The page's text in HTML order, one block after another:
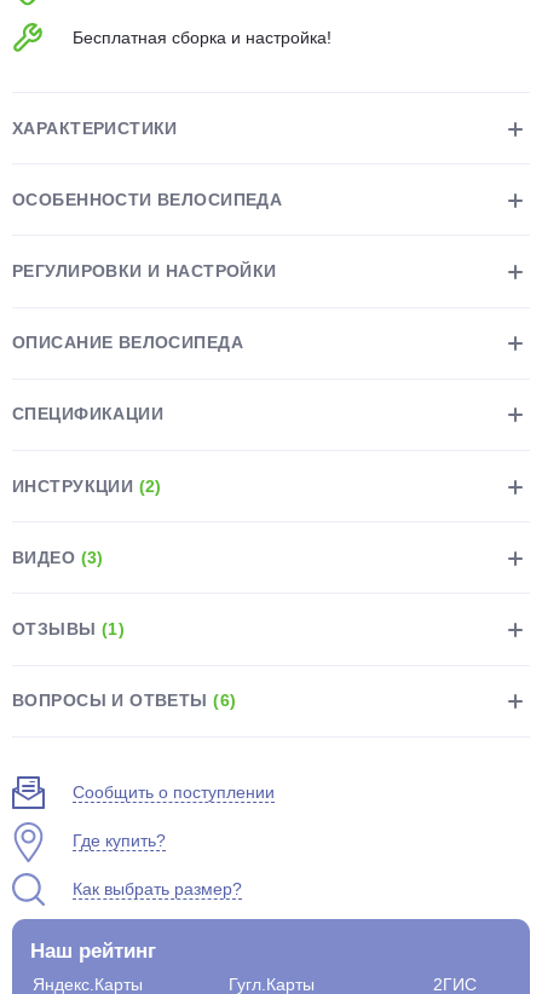
Бесплатная сборка и настройка!
ХАРАКТЕРИСТИКИ
ОСОБЕННОСТИ ВЕЛОСИПЕДА
РЕГУЛИРОВКИ И НАСТРОЙКИ
ОПИСАНИЕ ВЕЛОСИПЕДА
СПЕЦИФИКАЦИИ
ИНСТРУКЦИИ (2)
ВИДЕО (3)
ОТЗЫВЫ (1)
ВОПРОСЫ И ОТВЕТЫ(6)
Сообщить о поступлении
Где купить?
Как выбрать размер?
Наш рейтинг
Яндекс.Карты
Гугл.Карты
2ГИС
Остались вопросы?